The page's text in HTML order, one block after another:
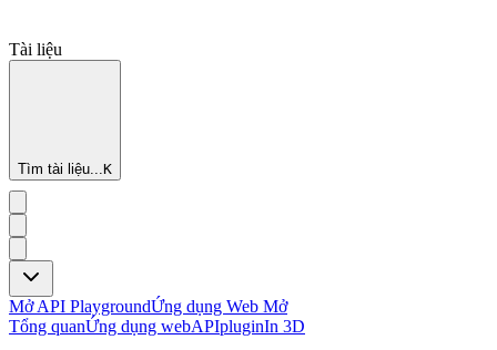
Tài liệu
Tìm tài liệu...K
Mở API PlaygroundỨng dụng Web Mở
Tổng quanỨng dụng webAPIpluginIn 3D